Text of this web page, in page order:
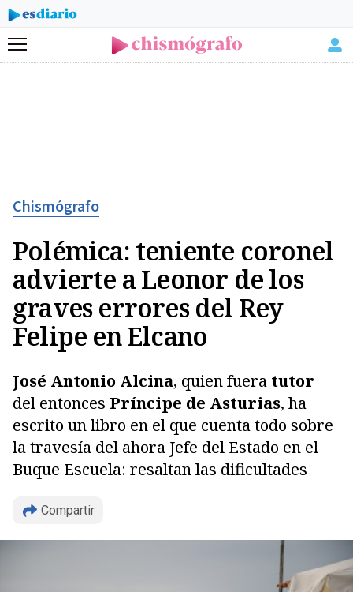
Menú
Chismógrafo
Polémica: teniente coronel
advierte a Leonor de los
graves errores del Rey
Felipe en Elcano
José Antonio Alcina, quien fuera tutor
del entonces Príncipe de Asturias, ha
escrito un libro en el que cuenta todo sobre
la travesía del ahora Jefe del Estado en el
Buque Escuela: resaltan las dificultades
Compartir